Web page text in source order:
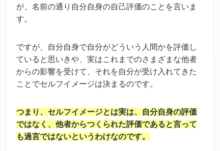
が、名前の通り自分自身の自己評価のことを言いま
す。
ですが、自分自身で自分がどういう人間かを評価し
ていると思いきや、実はこれまでのさまざまな他者
からの影響を受けて、それを自分が受け入れてきた
ことでセルフイメージは決まるのです。
つまり、セルフイメージとは実は、自分自身の評価
ではなく、他者からつくられた評価であると言って
も過言ではないというわけなのです。